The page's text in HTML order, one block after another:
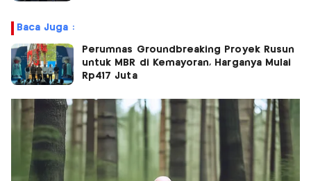
Baca Juga :
Perumnas Groundbreaking Proyek Rusun
untuk MBR di Kemayoran, Harganya Mulai
Rp417 Juta